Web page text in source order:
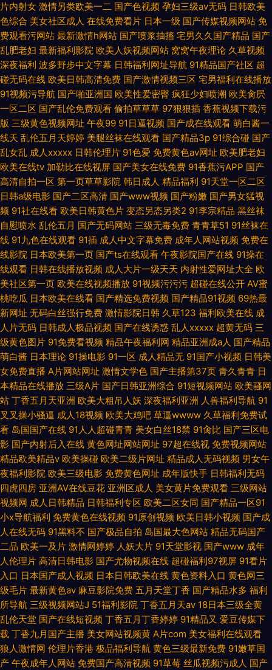
片内射女 激情另类欧美一二 国产色视频 孕妇三级av无码 日韩欧美
色综合 美女社区成人 在线免费看片 日本一级 国产传媒视频网站 免
费观看污网站 最新激情h网站 国产喷浆抽搐 宅男久久国产精品 国产
乱肥老妇 最新福利影院 欧美人妖视频网站 窝窝午夜理论 久草视频
深夜福利 波多野步中文字幕 日韩福利网址导航 91精品国产社区 超
碰无码在线 欧美日韩高清免费 国产激情视频三区 宅男福利在线播放
91视频污导航 国产啪亚洲国 欧美性爱密臀 疯狂少妇喷潮 欧美肏屄
一区二区 国产乱伦免费观看 偷拍草草草 97狠狠插 香蕉视频下载污
版 三级黄色视频网址 午夜99 91日逼视频 国产成在线观看 萌白酱一
线天 乱伦五月天婷婷 美腿丝袜在线观看 国产精品3p 91综合碰 国产
乱女乱 成人xxxxx 日韩伦理片 91色爱 免费黄色av网址 欧美肥老妇
欧美在线tv 加勒比在线视屏 国产美女在线免费 91香蕉污APP 国产
高清自拍一区 第一页草草影院 韩日成人 精品福利 91天堂一区二区
日韩a级电影 国产二区高清 国产www视频 国产粉嫩 国产男女猛视
频 91社在线看 欧美日韩黄色片 变态另态另类2 91李宗精品 黑丝袜
自慰喷水 乱伦五月 国产无码网站 三级无毒免费 青青草51 91丝袜在
线 91九色在线观看 91插 成人中文字幕免费 成年人网站视频 免费在
线影院 日本欧美第一页 国产ts在线观看 午夜影院国产在线 91操在
线观看 日韩在线播放视频 成人大片一级天天 内射性爱网址大全 欧
美社区第一页 欧美在线视频播放 91视频污污污 超碰在线公开 AV蜜
桃吃瓜 日本欧美在线看 国产精选免费视频 国产精品91视频 69热最
新网址 无码白丝强行免费 激情影院日韩 久草123 福利欧美在线 成
人片无码 日韩成人极品视频 国产在线诱惑 乱人xxxxx 超黄无码 三
级黄色图片 91免费看视频 精品午夜福利网 精品亚洲成a人 国产精品
萌白酱 日本理论 91操电影 91一区 成人精品无 91国产小视频 日韩美
女免费直播 A片网站网址 激情文学色 国产主播第37页 青久青青 日
本精品在线播放 三级A片 国产日韩亚洲综合 91短视频网站 欧美骚网
站 丁香五月天亚洲 欧美大粗吊人妖 深夜福利亚洲 人兽福利导航 91
叉叉操小骚逼 成人18视频 欧美大鸡吧 草逼wwww 久草福利免费试
看 岛国国产在线 91人人超碰青青 美女白丝18禁 91肏比 国产三区电
影 国产内射后入在线 黄色网址网站网址 97超在线视 免费视频网站
精品欧美精品v 欧美操碰 欧美二级片网址 精品成人无码视频 男女午
夜福利影院 欧美三级电影 免费黄色网址 成年版快手 日韩福利无码
四虎四房 亚洲AV在线豆花 亚洲区成人 美女黄片免费观看 三级网站
视频网 成人日韩精品 日韩福利专区 欧美二区女同 国产精品一区91
小x导航福利 免费黄色在线视频 91原创视频 欧美日韩小视频 国产成
人在线无码 91黑料不 国产极品自拍 岛国最大色网站 精品无码国产
二品 欧美一及片 激情网婷婷 人妖大片 91天堂影视 国产www 成年
人伦理片 高清日韩电影 国产尤物视频在线 超碰福利97视屏 91看片
入口 日本国产成人视频 日本日韩欧美在线 黄色资料入口 黄色网三
级毛片 最新黄色av 麻豆影院免费 五月天堂丁香 国产精品水多 福利
所导航 三级视频网站J 51福利影院 丁香五月天av 18日本三级全黄
乱伦天堂 国产在线短视频 丁香五月丁香婷婷 91精品又 爱豆传媒下
载 丁香九月国产主播 美女网站视频黄 A片com 美女福利在线观看
狼人激情网 伦理片香港 极品福利导航 黄色三级最新免费 91嫩草国
产 午夜成年人网站 免费国产高清视频 91草莓 丝瓜视频污成人 国产